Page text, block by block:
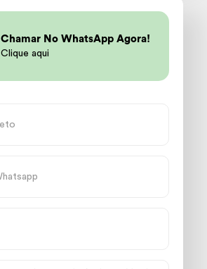
Chamar No WhatsApp Agora!
Clique aqui